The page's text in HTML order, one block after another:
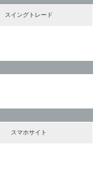
スイングトレード
スマホサイト